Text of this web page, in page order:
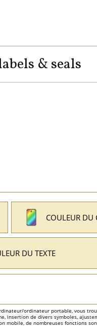
COULEUR DU
DU TEXTE
ordinateur portable, vous
insertion de divers symboles,
mobile, de nombreuses fonctions